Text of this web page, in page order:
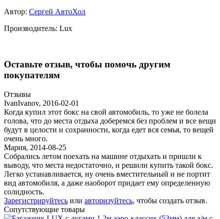
Автор: Сергей АвтоХол
Производитель: Lux
Оставьте отзыв, чтобы помочь другим
покупателям
Отзывы
IvanIvanov, 2016-02-01
Когда купил этот бокс на свой автомобиль, то уже не болела
голова, что до места отдыха доберемся без проблем и все вещи
будут в целости и сохранности, когда едет вся семья, то вещей
очень много.
Мария, 2014-08-25
Собрались летом поехать на машине отдыхать и пришли к
выводу, что места недостаточно, и решили купить такой бокс.
Легко устанавливается, ну очень вместительный и не портит
вид автомобиля, а даже наоборот придает ему определенную
солидность.
Зарегистрируйтесь или авторизуйтесь, чтобы создать отзыв.
Сопутствующие товары